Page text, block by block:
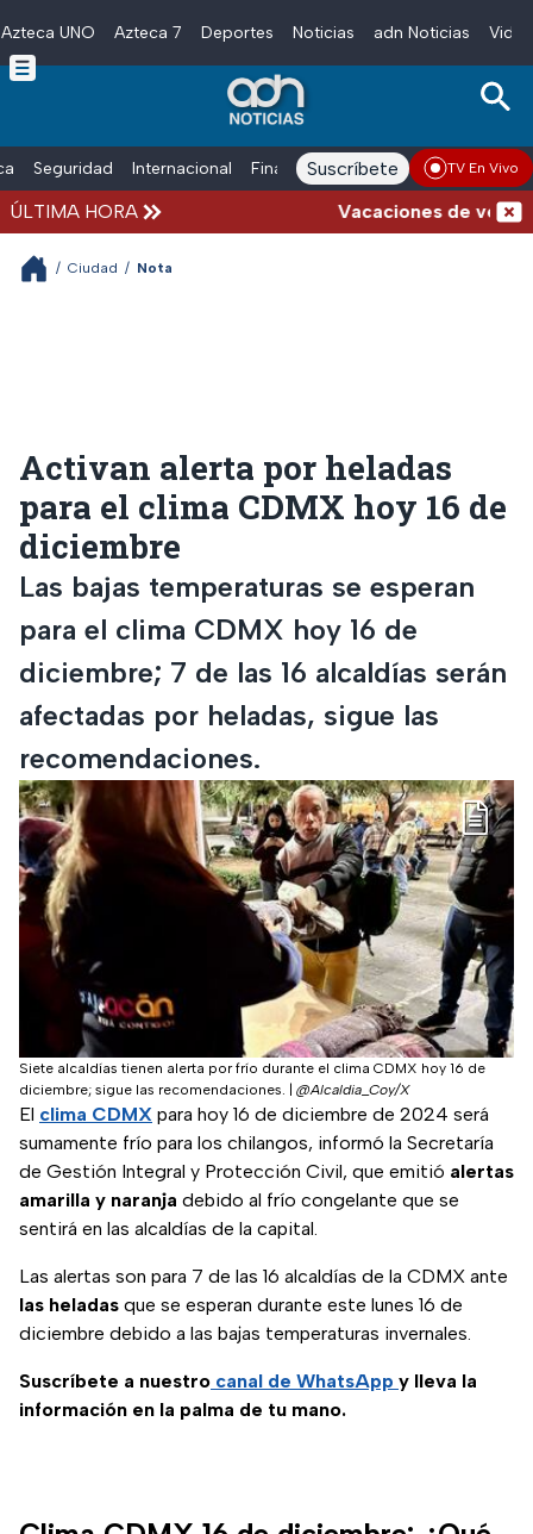
Skip to main content
Azteca UNO Azteca 7 Deportes Noticias adn Noticias
Seguridad Internacional Finanzas adn Noticias Radio
Suscríbete TV En Vivo
ÚLTIMA HORA Vacaciones de verano
/ Ciudad / Nota
Activan alerta por heladas
para el clima CDMX hoy 16 de
diciembre
Las bajas temperaturas se esperan
para el clima CDMX hoy 16 de
diciembre; 7 de las 16 alcaldías serán
afectadas por heladas, sigue las
recomendaciones.
Siete alcaldías tienen alerta por frío durante el clima CDMX hoy 16 de
diciembre; sigue las recomendaciones.
@Alcaldia_Coy/X
El clima CDMX para hoy 16 de diciembre de 2024 será
sumamente frío para los chilangos, informó la Secretaría
de Gestión Integral y Protección Civil, que emitió alertas
amarilla y naranja debido al frío congelante que se
sentirá en las alcaldías de la capital.
Las alertas son para 7 de las 16 alcaldías de la CDMX ante
las heladas que se esperan durante este lunes 16 de
diciembre debido a las bajas temperaturas invernales.
Suscríbete a nuestro canal de WhatsApp y lleva la
información en la palma de tu mano.